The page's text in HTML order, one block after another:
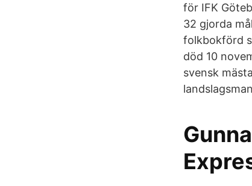
för IFK
32 gjorda
folkbokförd
död 10
svensk